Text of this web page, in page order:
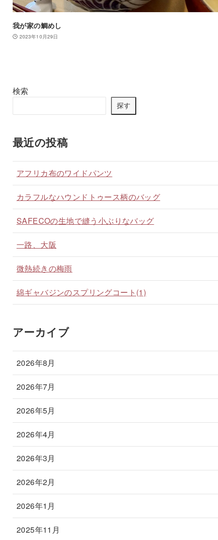
我が家の鯛めし
2023年10月29日
検索
探す
最近の投稿
アフリカ布のワイドパンツ
カラフルなハウンドトゥース柄のバッグ
SAFECOの生地で縫う小ぶりなバッグ
一路、大阪
微熱続きの梅雨
綿ギャバジンのスプリングコート(1)
アーカイブ
2026年8月
2026年7月
2026年5月
2026年4月
2026年3月
2026年2月
2026年1月
2025年11月